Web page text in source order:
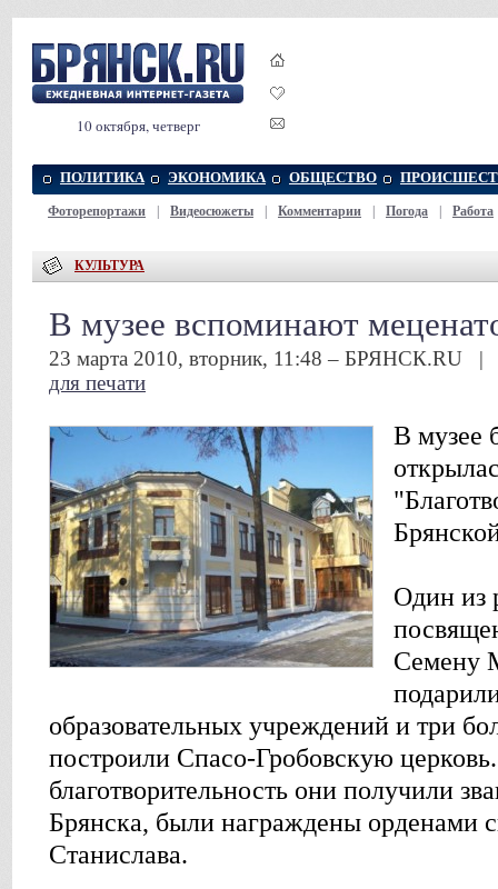
10 октября, четверг
ПОЛИТИКА ЭКОНОМИКА ОБЩЕСТВО
Фоторепортажи Видеосюжеты Комментарии Погода Работа
КУЛЬТУРА
В музее вспоминают
23 марта 2010, вторник, 11:48 – БРЯНСК.RU
для печати
В музее
Один из
Семену
образовательных учреждений и три
построили Спасо-Гробовскую
благотворительность они получили
Брянска, были награждены орденами
Станислава.